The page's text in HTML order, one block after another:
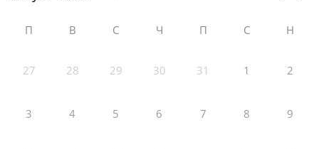
П В С Ч П С Н
27 28 29 30 31 1 2
3 4 5 6 7 8 9